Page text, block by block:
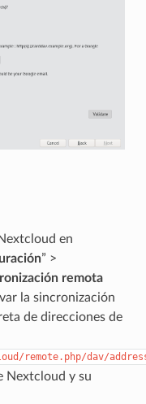
en
” >
remota
la sincronización
de direcciones de
remote.php/dav/
Nextcloud y su